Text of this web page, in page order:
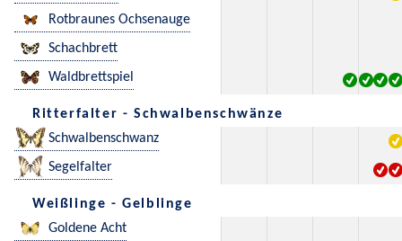
Rotbraunes Ochsenauge
Schachbrett
Waldbrettspiel
Ritterfalter - Schwalbenschwänze
Schwalbenschwanz
Segelfalter
Weißlinge - Gelblinge
Goldene Acht